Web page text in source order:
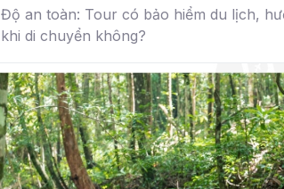
Độ an toàn: Tour có bảo hiểm du lịch,
khi di chuyển không?